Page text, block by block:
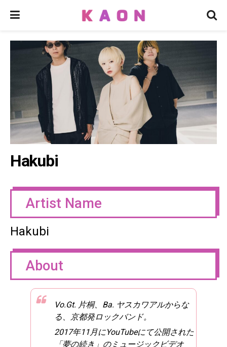
Hakubi
Artist Name
Hakubi
About
Vo.Gt. 片桐、Ba. ヤスカワアルからな
る、京都発ロックバンド。
2017年11月にYouTubeにて公開された
「夢の続き」のミュージックビデオ